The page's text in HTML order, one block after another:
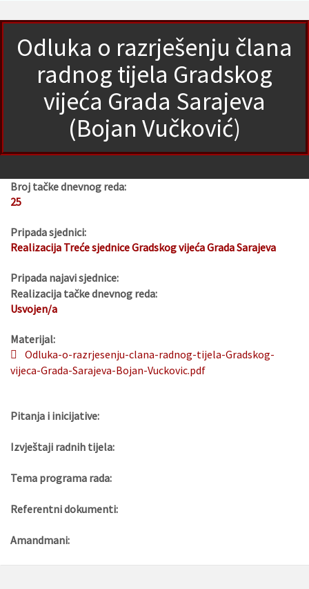
Odluka o razrješenju člana
radnog tijela Gradskog
vijeća Grada Sarajeva
(Bojan Vučković)
Broj tačke dnevnog reda:
25
Pripada sjednici:
Realizacija Treće sjednice Gradskog vijeća Grada Sarajeva
Pripada najavi sjednice:
Realizacija tačke dnevnog reda:
Usvojen/a
Materijal:
Odluka-o-razrjesenju-clana-radnog-tijela-Gradskog-
vijeca-Grada-Sarajeva-Bojan-Vuckovic.pdf
Pitanja i inicijative:
Izvještaji radnih tijela:
Tema programa rada:
Referentni dokumenti:
Amandmani: